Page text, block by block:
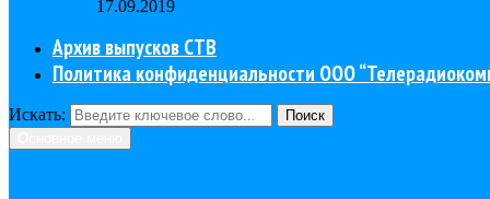
17.09.2019
Архив выпусков СТВ
Политика конфиденциальности ООО
Искать:
Поиск